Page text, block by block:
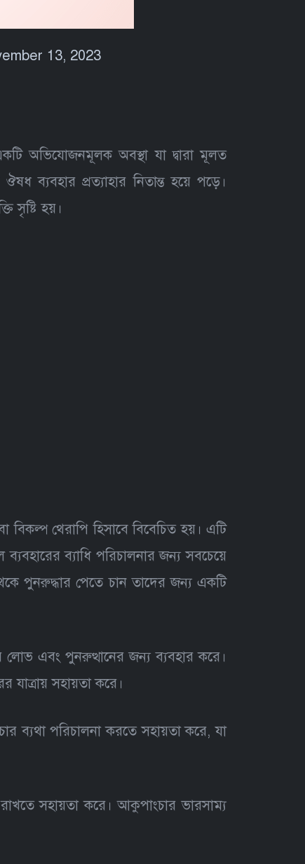
13, 2023
অভিযোজনমূলক অবস্থা যা দ্বারা মূলত
ব্যবহার প্রত্যাহার নিতান্ত হয়ে পড়ে।
সৃষ্টি হয়।
বিকল্প থেরাপি হিসাবে বিবেচিত হয়। এটি
ব্যাধি পরিচালনার জন্য সবচেয়ে
পুনরুদ্ধার পেতে চান তাদের জন্য একটি
লোভ এবং পুনরুত্থানের জন্য ব্যবহার করে।
যাত্রায় সহায়তা করে।
ব্যথা পরিচালনা করতে সহায়তা করে, যা
সহায়তা করে। আকুপাংচার ভারসাম্য